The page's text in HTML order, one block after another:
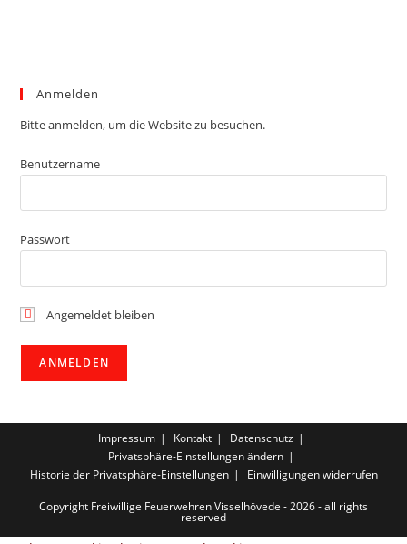
Anmelden
Bitte anmelden, um die Website zu besuchen.
Benutzername
Passwort
Angemeldet bleiben
Impressum Kontakt
Datenschutz
Privatsphäre-Einstellungen ändern
Historie der Privatsphäre-Einstellungen
Einwilligungen widerrufen
Copyright Freiwillige Feuerwehren Visselhövede - 2026 - all rights
reserved